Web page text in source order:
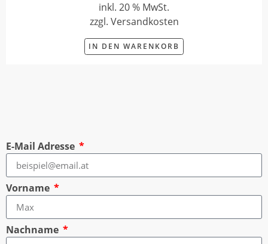
inkl. 20 % MwSt.
zzgl. Versandkosten
IN DEN WARENKORB
E-Mail Adresse
Vorname
Nachname